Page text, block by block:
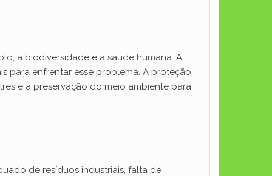
a biodiversidade e a saúde humana. A
para enfrentar esse problema. A proteção
e a preservação do meio ambiente para
de resíduos industriais, falta de